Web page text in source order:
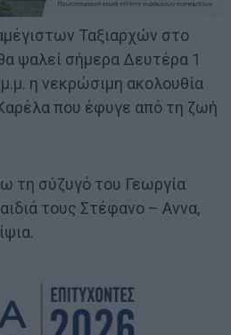
Ταξιαρχών στο
ψαλεί σήμερα Δευτέρα 1
η νεκρώσιμη ακολουθία
που έφυγε από τη ζωή
τη σύζυγό του Γεωργία
τους Στέφανο – Αννα,